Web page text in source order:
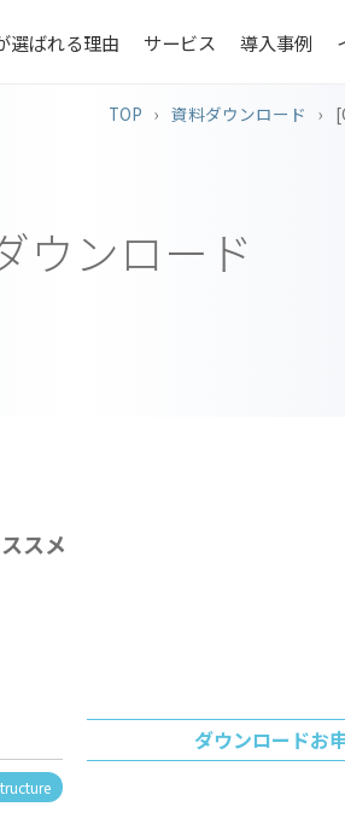
ばれる理由 サービス 導入事例
ウンロード
TOP › 資料ダウンロード ›
スメ
ダウンロードお